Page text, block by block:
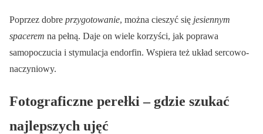
Poprzez dobre przygotowanie, można cieszyć się jesiennym
spacerem na pełną. Daje on wiele korzyści, jak poprawa
samopoczucia i stymulacja endorfin. Wspiera też układ sercowo-
naczyniowy.
Fotograficzne perełki – gdzie szukać
najlepszych ujęć